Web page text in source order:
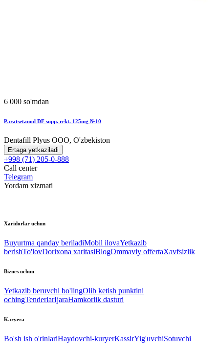
6 000 so'mdan
Paratsetamol DF supp. rekt. 125mg №10
Dentafill Plyus OOO, O'zbekiston
Ertaga yetkaziladi
+998 (71) 205-0-888
Call center
Telegram
Yordam xizmati
Xaridorlar uchun
Buyurtma qanday beriladiMobil ilovaYetkazib
berishTo'lovDorixona xaritasiBlogOmmaviy offertaXavfsizlik
Biznes uchun
Yetkazib beruvchi bo'lingOlib ketish punktini
ochingTenderlarIjaraHamkorlik dasturi
Karyera
Bo'sh ish o'rinlariHaydovchi-kuryerKassirYig'uvchiSotuvchi